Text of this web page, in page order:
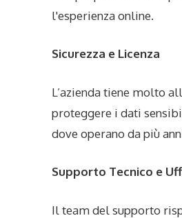
l'esperienza online.
Sicurezza e Licenza
L’azienda tiene molto
proteggere i dati
dove operano da più
Supporto Tecnico e
Il team del supporto